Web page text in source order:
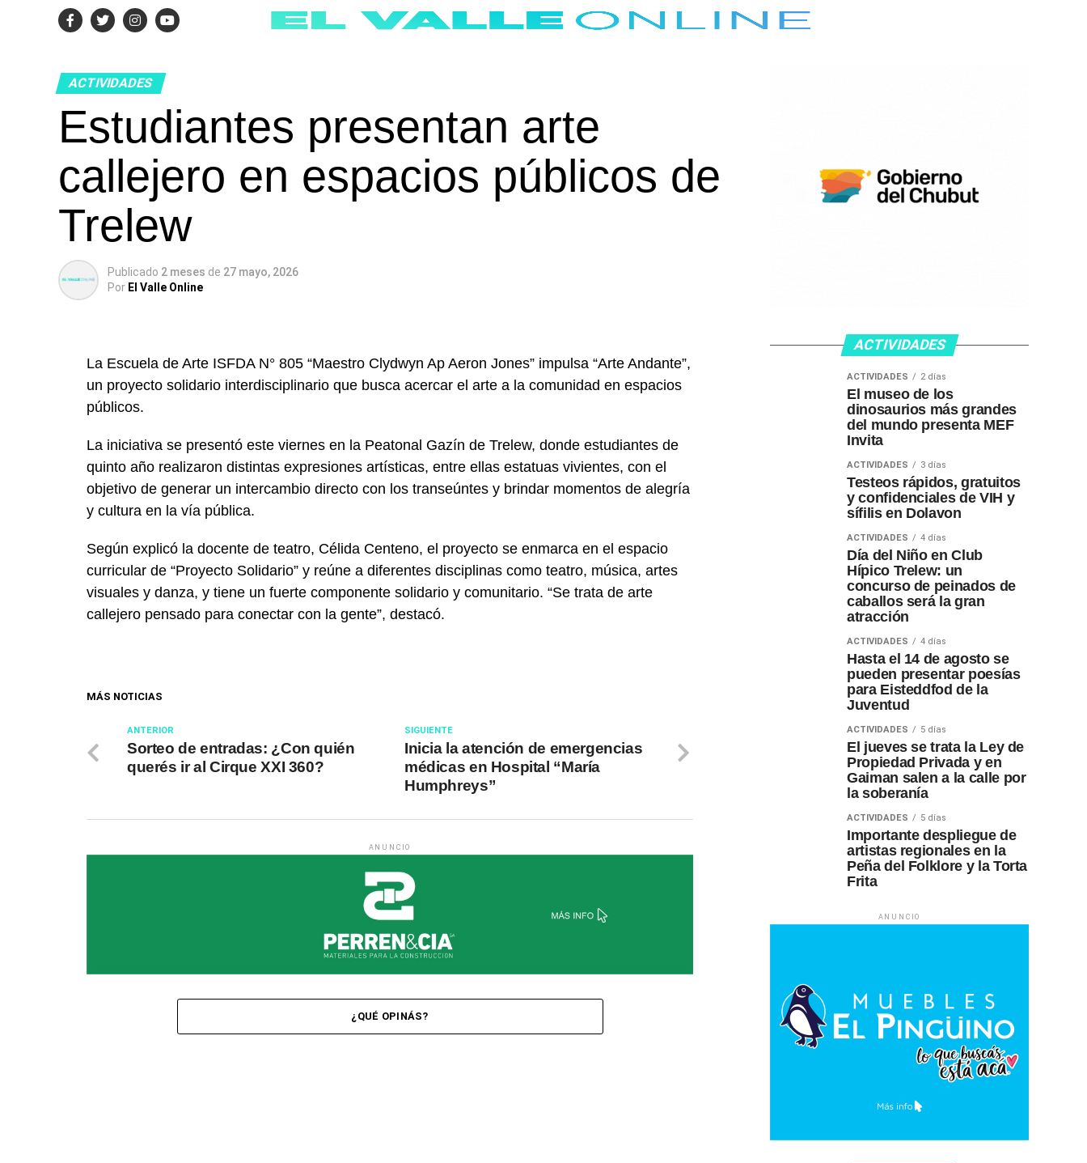
ACTIVIDADES
Estudiantes presentan arte
callejero en espacios públicos de
Trelew
Publicado 2 meses de 27 mayo, 2026
Por El Valle Online
La Escuela de Arte ISFDA N° 805 “Maestro Clydwyn Ap Aeron Jones” impulsa “Arte Andante”,
un proyecto solidario interdisciplinario que busca acercar el arte a la comunidad en espacios
públicos.
La iniciativa se presentó este viernes en la Peatonal Gazín de Trelew, donde estudiantes de
quinto año realizaron distintas expresiones artísticas, entre ellas estatuas vivientes, con el
objetivo de generar un intercambio directo con los transeúntes y brindar momentos de alegría
y cultura en la vía pública.
Según explicó la docente de teatro, Célida Centeno, el proyecto se enmarca en el espacio
curricular de “Proyecto Solidario” y reúne a diferentes disciplinas como teatro, música, artes
visuales y danza, y tiene un fuerte componente solidario y comunitario. “Se trata de arte
callejero pensado para conectar con la gente”, destacó.
MÁS NOTICIAS
SIGUIENTE
Inicia la atención de emergencias
médicas en Hospital “María
Humphreys”
ANTERIOR
Sorteo de entradas: ¿Con quién
querés ir al Cirque XXI 360?
ANUNCIO
¿QUÉ OPINÁS?
ACTIVIDADES
ACTIVIDADES 2 días
El museo de los
dinosaurios más grandes
del mundo presenta MEF
Invita
ACTIVIDADES 3 días
Testeos rápidos, gratuitos
y confidenciales de VIH y
sífilis en Dolavon
ACTIVIDADES 4 días
Día del Niño en Club
Hípico Trelew: un
concurso de peinados de
caballos será la gran
atracción
ACTIVIDADES 4 días
Hasta el 14 de agosto se
pueden presentar poesías
para Eisteddfod de la
Juventud
ACTIVIDADES 5 días
El jueves se trata la Ley de
Propiedad Privada y en
Gaiman salen a la calle por
la soberanía
ACTIVIDADES 5 días
Importante despliegue de
artistas regionales en la
Peña del Folklore y la Torta
Frita
ANUNCIO